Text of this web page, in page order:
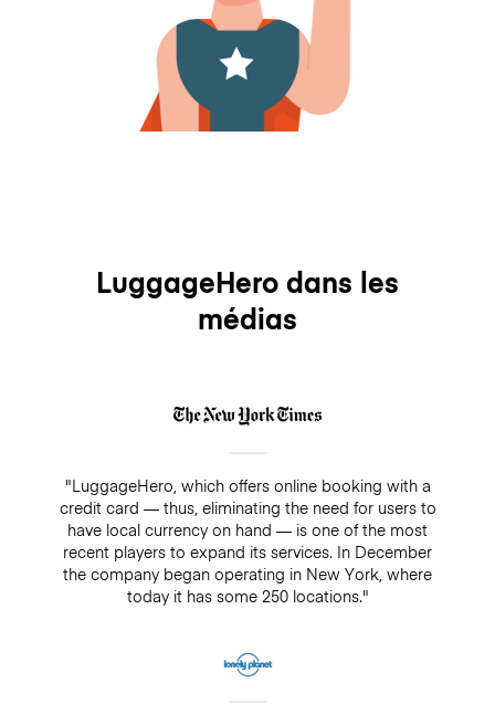
LuggageHero dans les
médias
"LuggageHero, which offers online booking with a
credit card — thus, eliminating the need for users to
have local currency on hand — is one of the most
recent players to expand its services. In December
the company began operating in New York, where
today it has some 250 locations."